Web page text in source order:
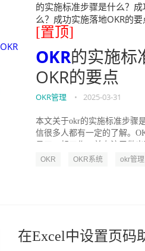
OKR
的实施标准步骤是什么？
么？成功实施落地OKR的
[置顶]
OKR的实施标
OKR的要点
OKR管理 • 2025-03-31
本文关于okr的实施标准步骤
信很多人都有一定的了解。
OKR OKR系统 okr管理
在Excel中设置页码